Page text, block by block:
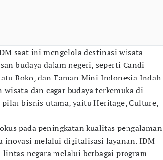
saat ini mengelola destinasi wisata
budaya dalam negeri, seperti Candi
Boko, dan Taman Mini Indonesia Indah
dan cagar budaya terkemuka di
bisnis utama, yaitu Heritage, Culture,
pada peningkatan kualitas pengalaman
inovasi melalui digitalisasi layanan. IDM
negara melalui berbagai program